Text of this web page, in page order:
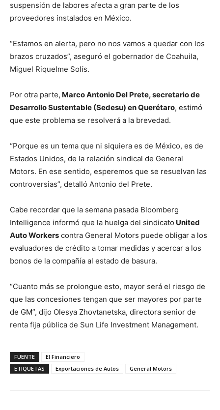
suspensión de labores afecta a gran parte de los
proveedores instalados en México.
“Estamos en alerta, pero no nos vamos a quedar con los
brazos cruzados”, aseguró el gobernador de Coahuila,
Miguel Riquelme Solís.
Por otra parte, Marco Antonio Del Prete, secretario de
Desarrollo Sustentable (Sedesu) en Querétaro, estimó
que este problema se resolverá a la brevedad.
“Porque es un tema que ni siquiera es de México, es de
Estados Unidos, de la relación sindical de General
Motors. En ese sentido, esperemos que se resuelvan las
controversias”, detalló Antonio del Prete.
Cabe recordar que la semana pasada Bloomberg
Intelligence informó que la huelga del sindicato United
Auto Workers contra General Motors puede obligar a los
evaluadores de crédito a tomar medidas y acercar a los
bonos de la compañía al estado de basura.
“Cuanto más se prolongue esto, mayor será el riesgo de
que las concesiones tengan que ser mayores por parte
de GM”, dijo Olesya Zhovtanetska, directora senior de
renta fija pública de Sun Life Investment Management.
FUENTE
El Financiero
ETIQUETAS
Exportaciones de Autos General Motors